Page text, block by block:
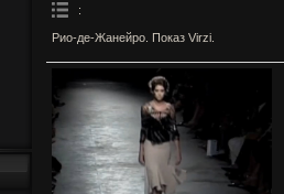
:
Рио-де-Жанейро. Показ Virzi.